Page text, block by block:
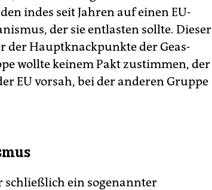
indes seit Jahren auf einen EU-
der sie entlasten sollte. Dieser
der Hauptknackpunkte der Geas-
wollte keinem Pakt zustimmen, der
EU vorsah, bei der anderen Gruppe
schließlich ein sogenannter